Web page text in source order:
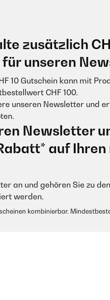
zusätzlich
unseren
10 Gutschein kann mit
CHF 100.
unseren Newsletter und
Newsletter
auf
an und gehören Sie zu
werden.
kombinierbar.